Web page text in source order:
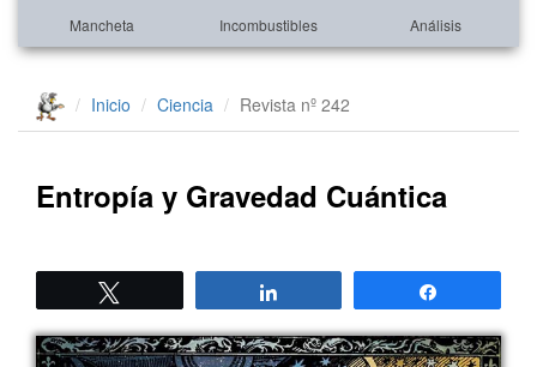
Mancheta Incombustibles Análisis
Inicio Ciencia Revista nº 242
Entropía y Gravedad Cuántica